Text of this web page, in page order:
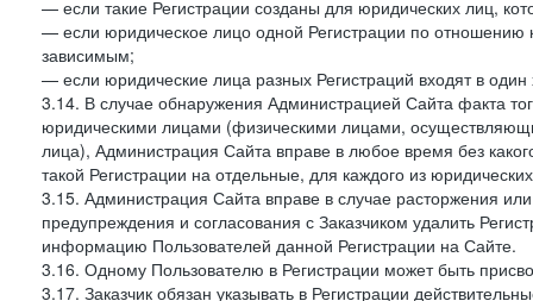
— если такие Регистрации созданы для юридических лиц,
— если юридическое лицо одной Регистрации по отношению
зависимым;
— если юридические лица разных Регистраций входят в
3.14. В случае обнаружения Администрацией Сайта факта
юридическими лицами (физическими лицами,
лица), Администрация Сайта вправе в любое время без
такой Регистрации на отдельные, для каждого из
3.15. Администрация Сайта вправе в случае расторжения
предупреждения и согласования с Заказчиком удалить
информацию Пользователей данной Регистрации на Сайте.
3.16. Одному Пользователю в Регистрации может быть
3.17. Заказчик обязан указывать в Регистрации